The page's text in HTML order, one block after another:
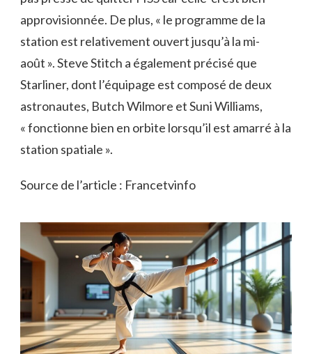
approvisionnée. De plus, « le programme de la
station est relativement ouvert jusqu’à la mi-
août ». Steve Stitch a également précisé que
Starliner, dont l’équipage est composé de deux
astronautes, Butch Wilmore et Suni Williams,
« fonctionne bien en orbite lorsqu’il est amarré à la
station spatiale ».
Source de l’article : Francetvinfo